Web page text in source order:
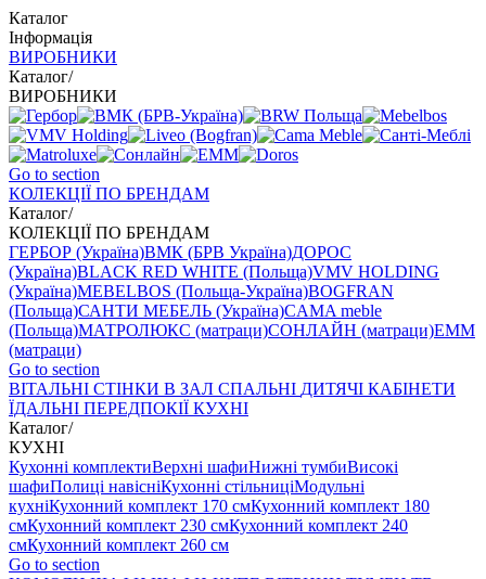
Каталог
Інформація
ВИРОБНИКИ
Каталог/
ВИРОБНИКИ
Go to section
КОЛЕКЦІЇ ПО БРЕНДАМ
Каталог/
КОЛЕКЦІЇ ПО БРЕНДАМ
ГЕРБОР (Україна)ВМК (БРВ Україна)ДОРОС
(Україна)BLACK RED WHITE (Польща)VMV HOLDING
(Україна)MEBELBOS (Польща-Україна)BOGFRAN
(Польща)САНТИ МЕБЕЛЬ (Україна)CAMA meble
(Польща)МАТРОЛЮКС (матраци)СОНЛАЙН (матраци)EMM
(матраци)
Go to section
ВIТАЛЬНI СТІНКИ В ЗАЛ СПАЛЬНІ ДИТЯЧІ КАБІНЕТИ
ЇДАЛЬНI ПЕРЕДПОКІЇ КУХНІ
Каталог/
КУХНІ
Кухонні комплектиВерхні шафиНижні тумбиВисокі
шафиПолиці навісніКухонні стільниціМодульні
кухніКухонний комплект 170 смКухонний комплект 180
смКухонний комплект 230 смКухонний комплект 240
смКухонний комплект 260 см
Go to section